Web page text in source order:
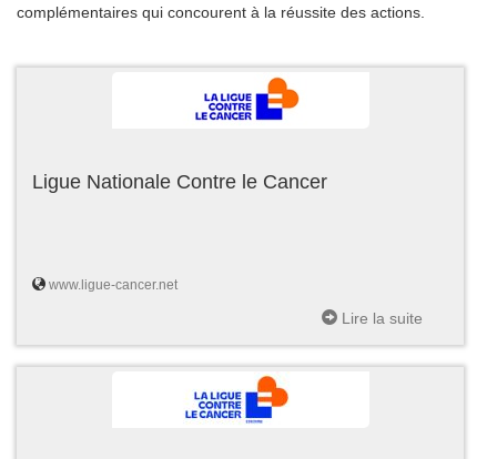
complémentaires qui concourent à la réussite des actions.
Ligue Nationale Contre le Cancer
www.ligue-cancer.net
Lire la suite